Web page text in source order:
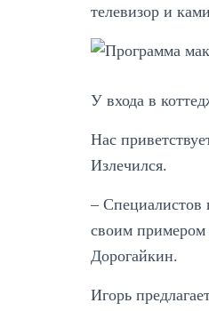
телевизор и
У входа в
Нас
Излечился.
– Специалистов
своим примером
Дорогайкин.
Игорь